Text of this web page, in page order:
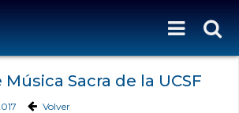
Sacra de la UCSF
Volver